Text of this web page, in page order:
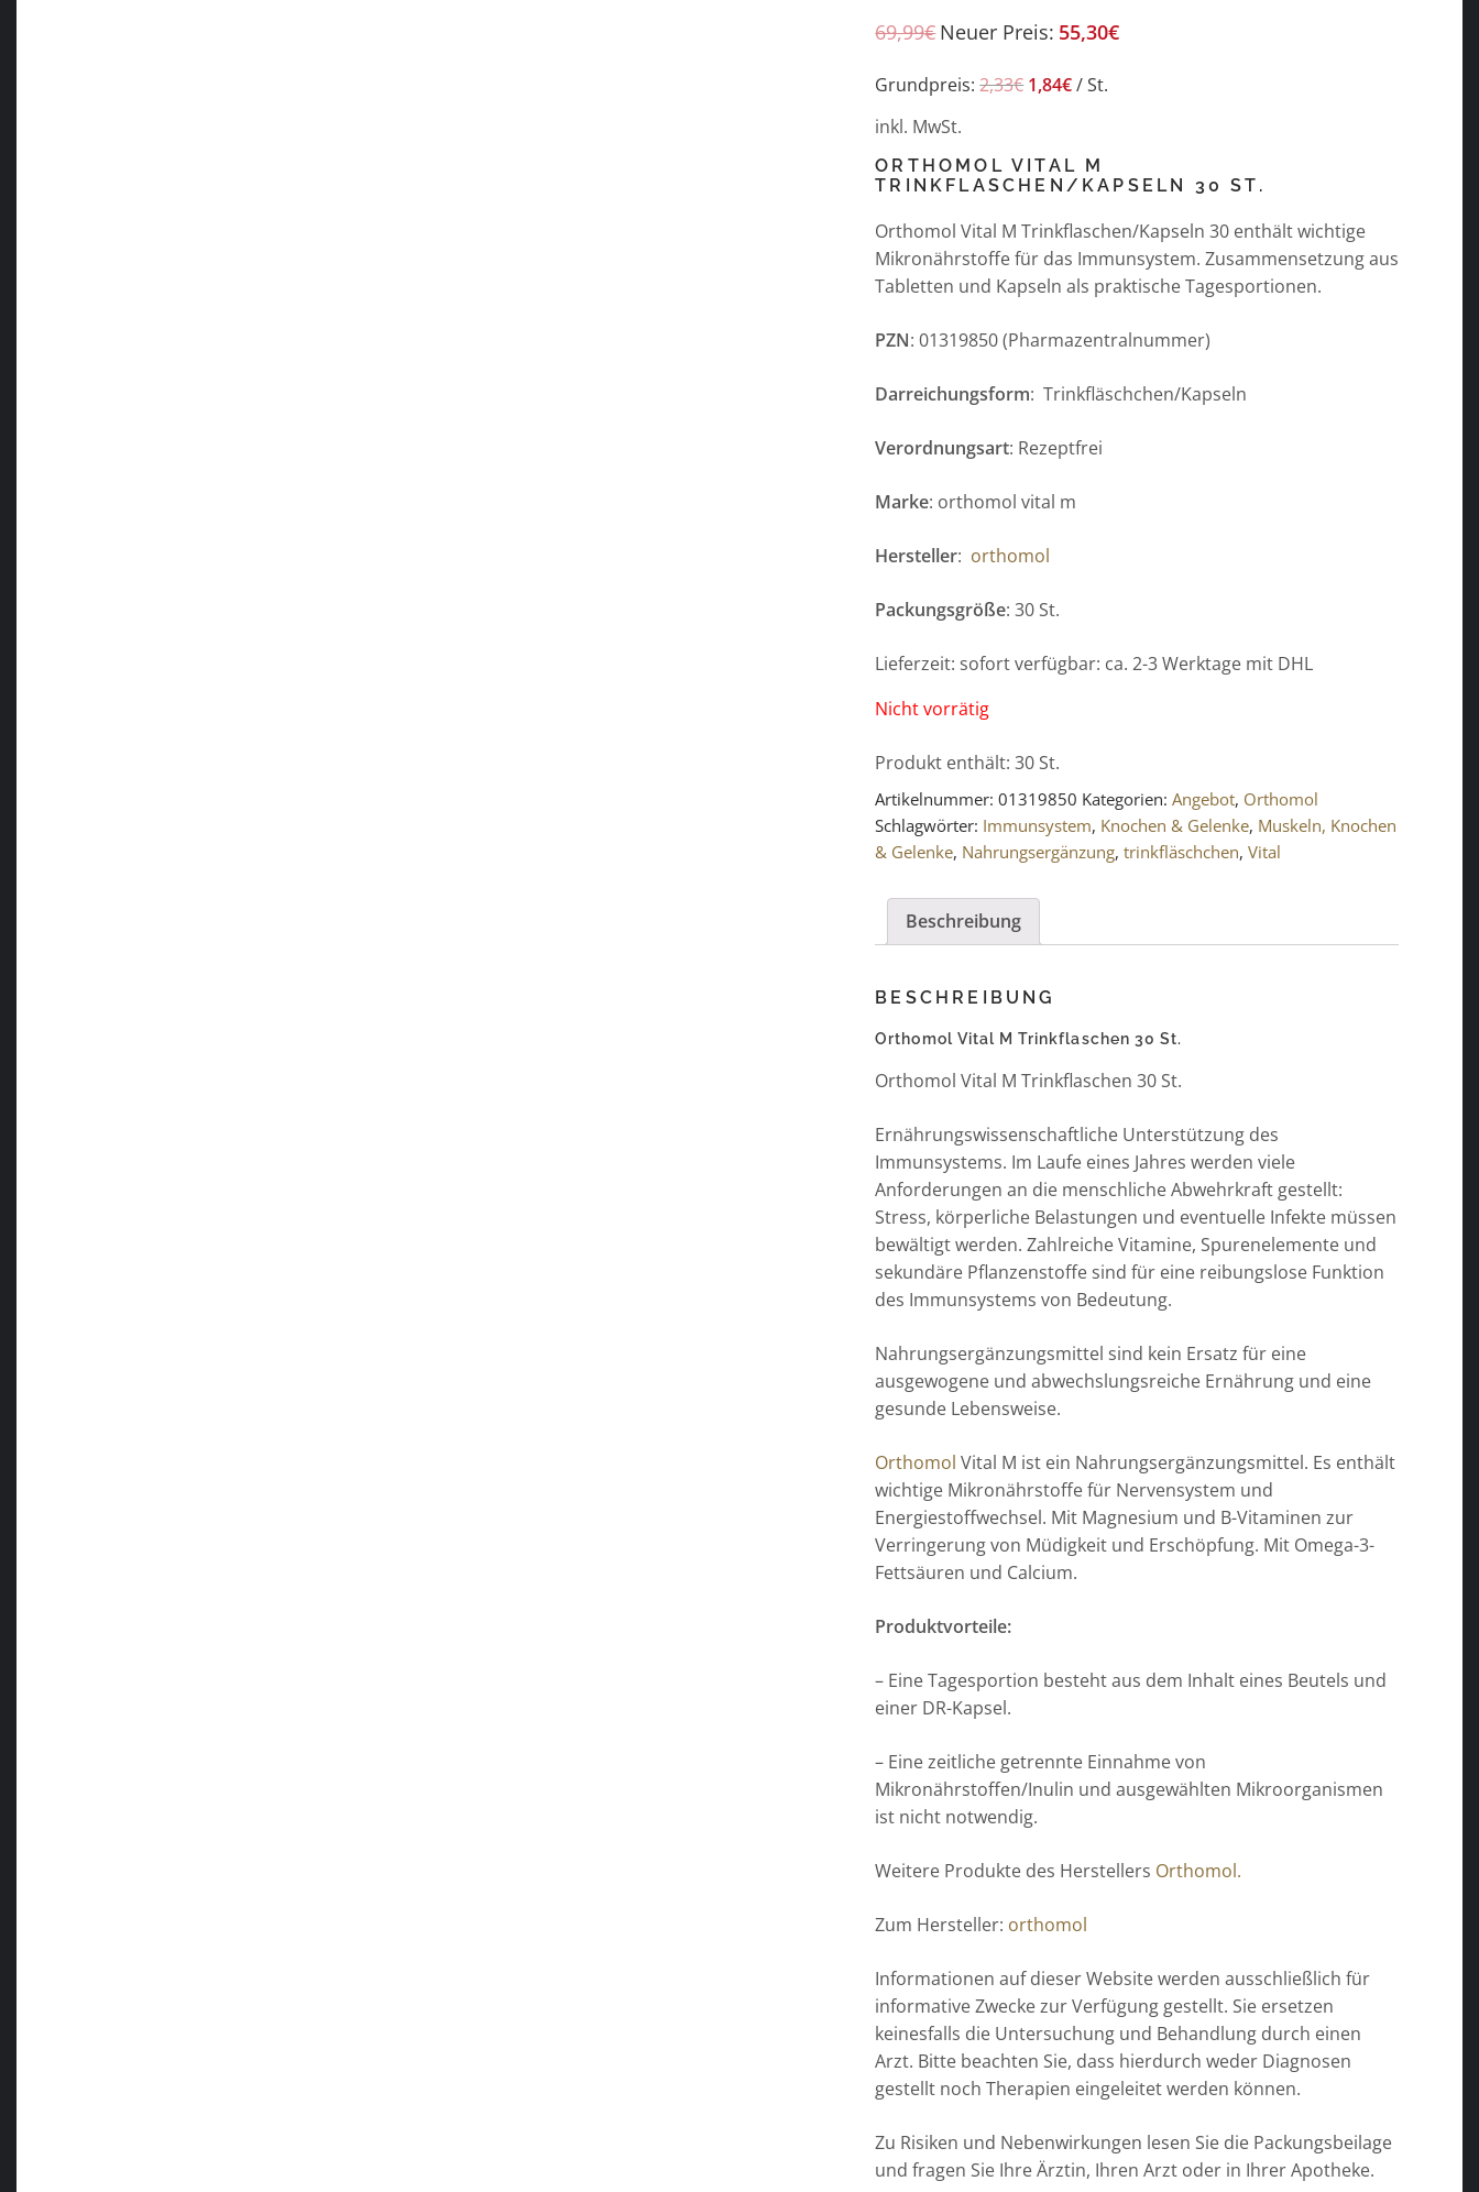
69,99€Neuer Preis: 55,30€
Grundpreis:2,33€ 1,84€/St.
inkl. MwSt.
ORTHOMOL VITAL M
TRINKFLASCHEN/KAPSELN 30 ST.
Orthomol Vital M Trinkflaschen/Kapseln 30 enthält wichtige
Mikronährstoffe für das Immunsystem. Zusammensetzung aus
Tabletten und Kapseln als praktische Tagesportionen.
PZN: 01319850 (Pharmazentralnummer)
Darreichungsform: Trinkfläschchen/Kapseln
Verordnungsart: Rezeptfrei
Marke: orthomol vital m
Hersteller: orthomol
Packungsgröße: 30 St.
Lieferzeit: sofort verfügbar: ca. 2-3 Werktage mit DHL
Nicht vorrätig
Produkt enthält: 30 St.
Artikelnummer:01319850 Kategorien:Angebot, Orthomol
Schlagwörter: Immunsystem, Knochen & Gelenke, Muskeln, Knochen
& Gelenke, Nahrungsergänzung,trinkfläschchen,Vital
Beschreibung
BESCHREIBUNG
Orthomol Vital M Trinkflaschen 30 St.
Orthomol Vital M Trinkflaschen 30 St.
Ernährungswissenschaftliche Unterstützung des
Immunsystems. Im Laufe eines Jahres werden viele
Anforderungen an die menschliche Abwehrkraft gestellt:
Stress, körperliche Belastungen und eventuelle Infekte müssen
bewältigt werden. Zahlreiche Vitamine, Spurenelemente und
sekundäre Pflanzenstoffe sind für eine reibungslose Funktion
des Immunsystems von Bedeutung.
Nahrungsergänzungsmittel sind kein Ersatz für eine
ausgewogene und abwechslungsreiche Ernährung und eine
gesunde Lebensweise.
Orthomol Vital M ist ein Nahrungsergänzungsmittel. Es enthält
wichtige Mikronährstoffe für Nervensystem und
Energiestoffwechsel. Mit Magnesium und B-Vitaminen zur
Verringerung von Müdigkeit und Erschöpfung. Mit Omega-3-
Fettsäuren und Calcium.
Produktvorteile:
– Eine Tagesportion besteht aus dem Inhalt eines Beutels und
einer DR-Kapsel.
– Eine zeitliche getrennte Einnahme von
Mikronährstoffen/Inulin und ausgewählten Mikroorganismen
ist nicht notwendig.
Weitere Produkte des Herstellers Orthomol.
Zum Hersteller: orthomol
Informationen auf dieser Website werden ausschließlich für
informative Zwecke zur Verfügung gestellt. Sie ersetzen
keinesfalls die Untersuchung und Behandlung durch einen
Arzt. Bitte beachten Sie, dass hierdurch weder Diagnosen
gestellt noch Therapien eingeleitet werden können.
Zu Risiken und Nebenwirkungen lesen Sie die Packungsbeilage
und fragen Sie Ihre Ärztin, Ihren Arzt oder in Ihrer Apotheke.